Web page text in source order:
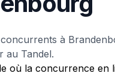
à
au Tandel.
où la concurrence en